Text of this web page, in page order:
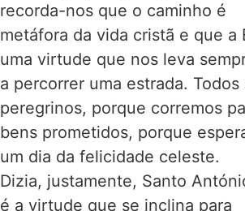
recorda-nos que o caminho é
metáfora da vida cristã e que a
uma virtude que nos leva
a percorrer uma estrada. Todos
peregrinos, porque corremos
bens prometidos, porque
um dia da felicidade celeste.
Dizia, justamente, Santo
é a virtude que se inclina para